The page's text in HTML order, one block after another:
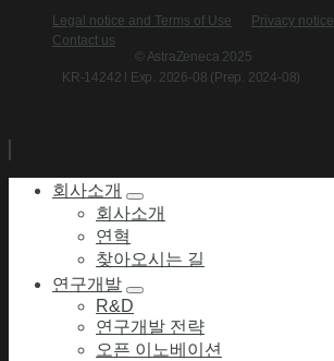
Legal notice and Terms of Use Privacy notice
Contact us
© AstraZeneca 2025
KR-14242 l Exp. 2026-08 (Prep. 2024-08)
회사소개
회사소개
연혁
찾아오시는 길
연구개발
R&D
연구개발 전략
오픈 이노베이션